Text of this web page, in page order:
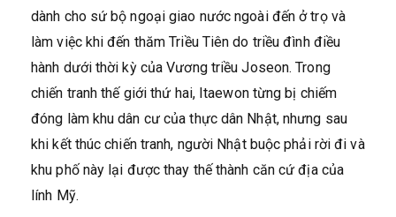
dành cho sứ bộ ngoại giao nước ngoài đến ở trọ và
làm việc khi đến thăm Triều Tiên do triều đình điều
hành dưới thời kỳ của Vương triều Joseon. Trong
chiến tranh thế giới thứ hai, Itaewon từng bị chiếm
đóng làm khu dân cư của thực dân Nhật, nhưng sau
khi kết thúc chiến tranh, người Nhật buộc phải rời đi và
khu phố này lại được thay thế thành căn cứ địa của
lính Mỹ.